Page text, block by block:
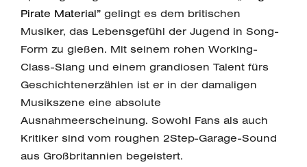
Pirate Material” gelingt es dem britischen
Musiker, das Lebensgefühl der Jugend in Song-
Form zu gießen. Mit seinem rohen Working-
Class-Slang und einem grandiosen Talent fürs
Geschichtenerzählen ist er in der damaligen
Musikszene eine absolute
Ausnahmeerscheinung. Sowohl Fans als auch
Kritiker sind vom roughen 2Step-Garage-Sound
aus Großbritannien begeistert.